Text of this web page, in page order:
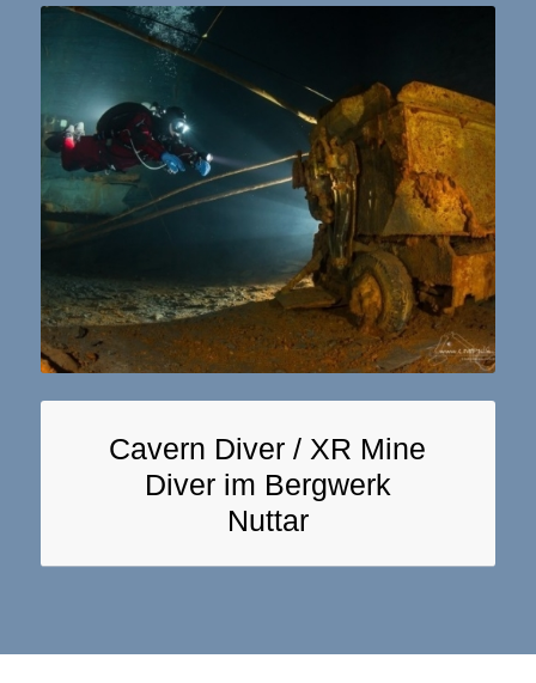
Cavern Diver / XR Mine
Diver im Bergwerk
Nuttar